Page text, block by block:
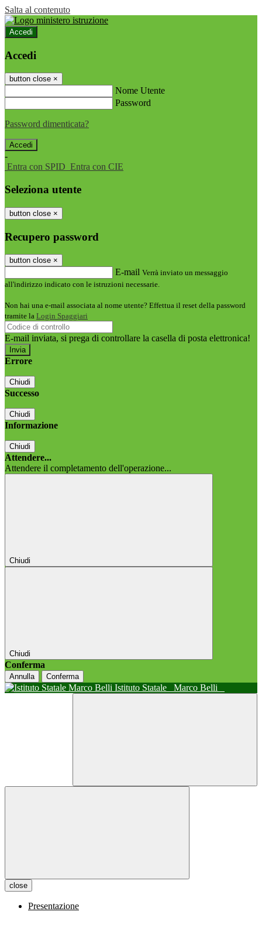
Salta al contenuto
Accedi
Accedi
button close ×
Nome Utente
Password
Password dimenticata?
-
Entra con SPID Entra con CIE
Seleziona utente
button close ×
Recupero password
button close ×
E-mail Verrà inviato un messaggio
all'indirizzo indicato con le istruzioni necessarie.
Non hai una e-mail associata al nome utente? Effettua il reset della password
tramite la Login Spaggiari
E-mail inviata, si prega di controllare la casella di posta elettronica!
Errore
Chiudi
Successo
Chiudi
Informazione
Chiudi
Attendere...
Attendere il completamento dell'operazione...
Chiudi
Chiudi
Conferma
Annulla Conferma
Istituto Statale Marco Belli
close
Presentazione